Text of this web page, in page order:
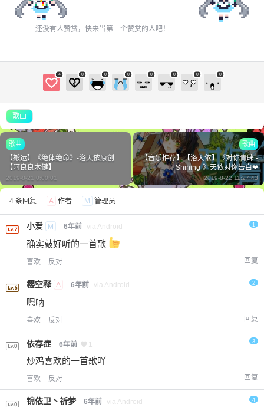
还没有人赞赏，快来当第一个赞赏的人吧！
4 0 0 0 0 0 0 0
歌曲
歌曲
【搬运】《绝体绝命》-洛天依原创
【阿良良木健】
2019-8-21 0:00:01
歌曲
【音乐推荐】【洛天依】《对你青睐 -
Shining-》天依对你告白❤
2019-8-22 11:27:43
4 条回复 A 作者 M 管理员
小爱 M 6年前 via Android 1
确实敲好听的一首歌
喜欢 反对 回复
樱空释 A 6年前 via Android 2
嗯呐
喜欢 反对 回复
依存症 6年前 1 3
炒鸡喜欢的一首歌吖
喜欢 反对 回复
锦依卫丶祈梦 6年前 via Android 4